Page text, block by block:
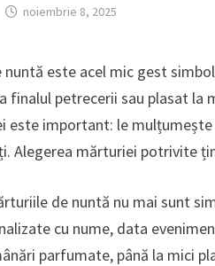
noiembrie 8, 2025
nuntă este acel mic gest
finalul petrecerii sau plasat la
este important: le
Alegerea mărturiei potrivite
de nuntă nu mai sunt
cu nume, data
parfumate, până la mici